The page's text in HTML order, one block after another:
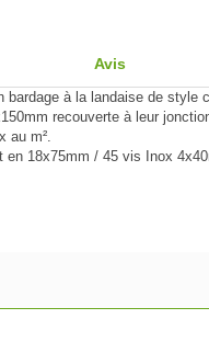
Avis
à la landaise de style
recouverte à leur
au m².
18x75mm / 45 vis Inox